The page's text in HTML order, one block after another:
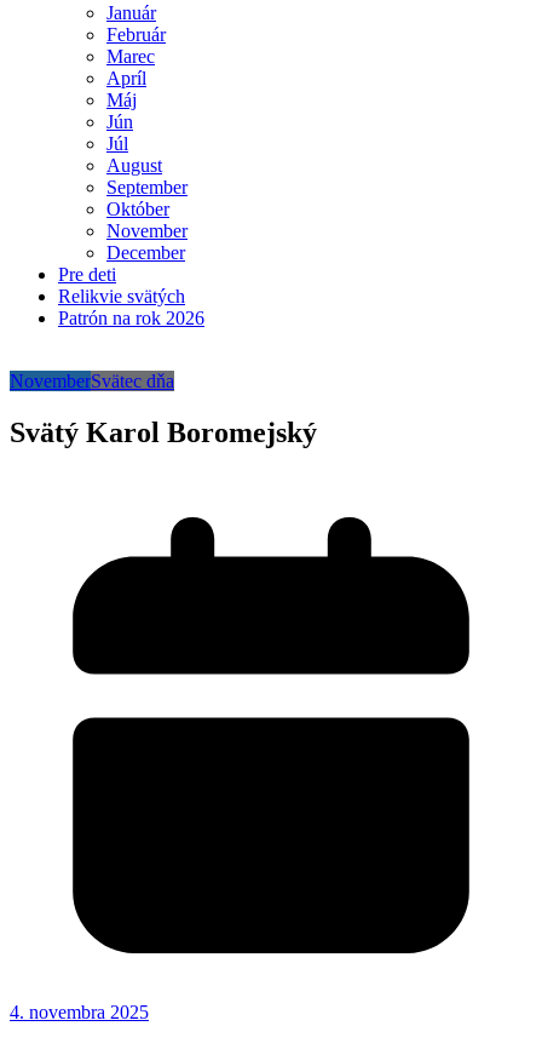
Január
Február
Marec
Apríl
Máj
Jún
Júl
August
September
Október
November
December
Pre deti
Relikvie svätých
Patrón na rok 2026
NovemberSvätec dňa
Svätý Karol Boromejský
4. novembra 2025